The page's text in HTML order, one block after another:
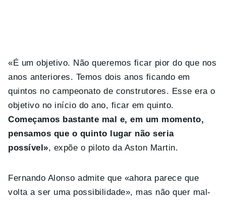
«É um objetivo. Não queremos ficar pior do que nos
anos anteriores. Temos dois anos ficando em
quintos no campeonato de construtores. Esse era o
objetivo no início do ano, ficar em quinto.
Começamos bastante mal e, em um momento,
pensamos que o quinto lugar não seria
possível», expõe o piloto da Aston Martin.
Fernando Alonso admite que «ahora parece que
volta a ser uma possibilidade», mas não quer mal-